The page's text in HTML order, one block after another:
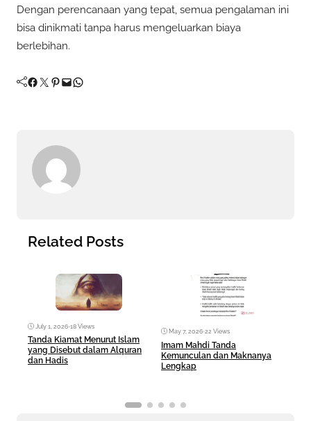
Dengan perencanaan yang tepat, semua pengalaman ini
bisa dinikmati tanpa harus mengeluarkan biaya
berlebihan.
Facebook Twitter Pinterest Mail WhatsApp
Related Posts
July 1, 2026•18 Views
Tanda Kiamat Menurut Islam
yang Disebut dalam Alquran
dan Hadis
May 7, 2026•22 Views
Imam Mahdi Tanda
Kemunculan dan Maknanya
Lengkap